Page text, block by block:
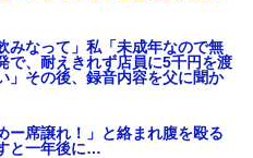
みなって」私「未成年なので無
で、耐えきれず店員に5千円を渡
」その後、録音内容を父に聞か
ー席譲れ！」と絡まれ腹を殴る
と一年後に…